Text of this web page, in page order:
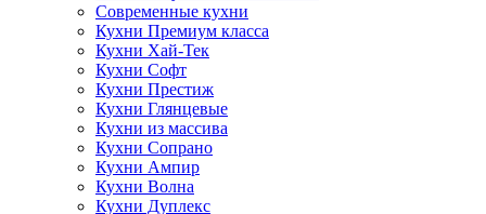
Современные кухни
Кухни Премиум класса
Кухни Хай-Тек
Кухни Софт
Кухни Престиж
Кухни Глянцевые
Кухни из массива
Кухни Сопрано
Кухни Ампир
Кухни Волна
Кухни Дуплекс